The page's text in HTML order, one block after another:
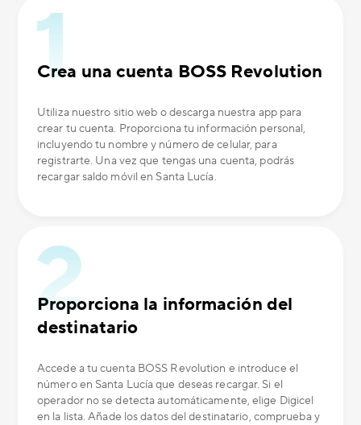
Crea una cuenta BOSS Revolution
Utiliza nuestro sitio web o descarga nuestra app para
crear tu cuenta. Proporciona tu información personal,
incluyendo tu nombre y número de celular, para
registrarte. Una vez que tengas una cuenta, podrás
recargar saldo móvil en Santa Lucía.
Proporciona la información del
destinatario
Accede a tu cuenta BOSS Revolution e introduce el
número en Santa Lucía que deseas recargar. Si el
operador no se detecta automáticamente, elige Digicel
en la lista. Añade los datos del destinatario, comprueba y